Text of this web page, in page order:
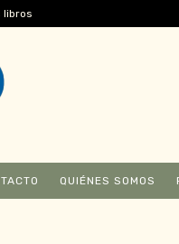
libros
QUIÉNES SOMOS